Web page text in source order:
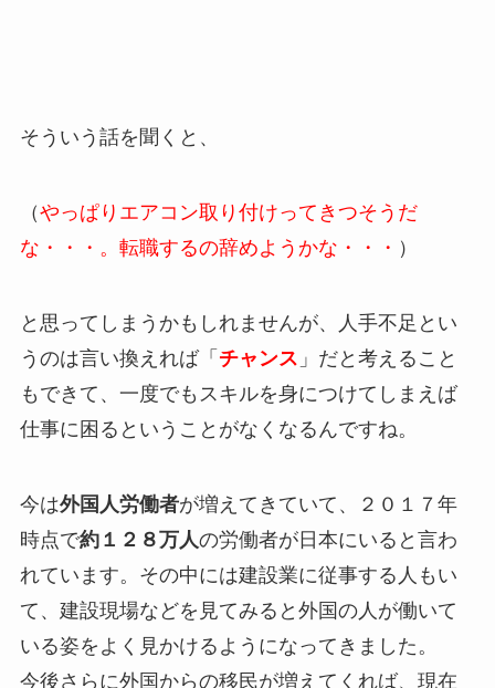
そういう話を聞くと、
（やっぱりエアコン取り付けってきつそうだ
な・・・。転職するの辞めようかな・・・ ）
と思ってしまうかもしれませんが、人手不足とい
うのは言い換えれば「 チャンス 」だと考えること
もできて、一度でもスキルを身につけてしまえば
仕事に困るということがなくなるんですね。
今は外国人労働者が増えてきていて、２０１７年
時点で約１２８万人の労働者が日本にいると言わ
れています。その中には建設業に従事する人もい
て、建設現場などを見てみると外国の人が働いて
いる姿をよく見かけるようになってきました。
今後さらに外国からの移民が増えてくれば、現在